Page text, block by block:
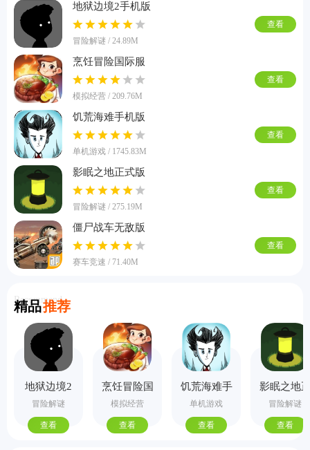
地狱边境2手机版
冒险解谜 / 24.89M
查看
烹饪冒险国际服
模拟经营 / 209.76M
查看
饥荒海难手机版
单机游戏 / 1745.83M
查看
影眠之地正式版
冒险解谜 / 275.19M
查看
僵尸战车无敌版
赛车竞速 / 71.40M
查看
精品推荐
Recommend
地狱边境2
手机版
冒险解谜
查看
烹饪冒险国
际服
模拟经营
查看
饥荒海难手
机版
单机游戏
查看
影眠之地
式版
冒险解谜
查看